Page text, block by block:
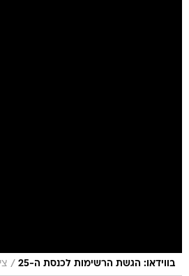
בווידאו: הגשת הרשימות לכנסת ה-25 /